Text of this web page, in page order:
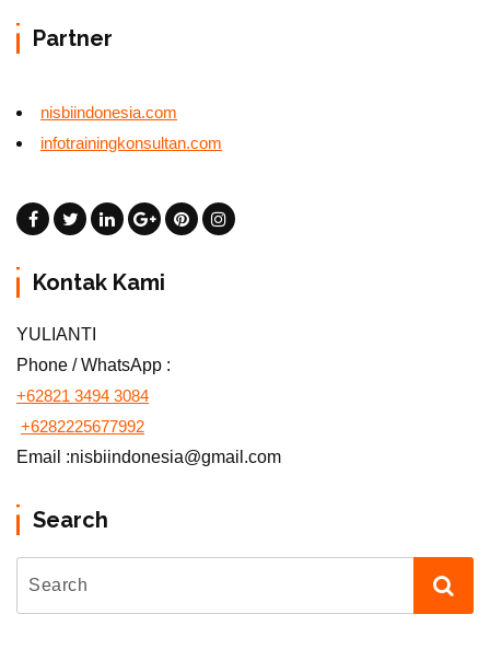
Partner
nisbiindonesia.com
infotrainingkonsultan.com
Kontak Kami
YULIANTI
Phone / WhatsApp :
+62821 3494 3084
+6282225677992
Email :nisbiindonesia@gmail.com
Search